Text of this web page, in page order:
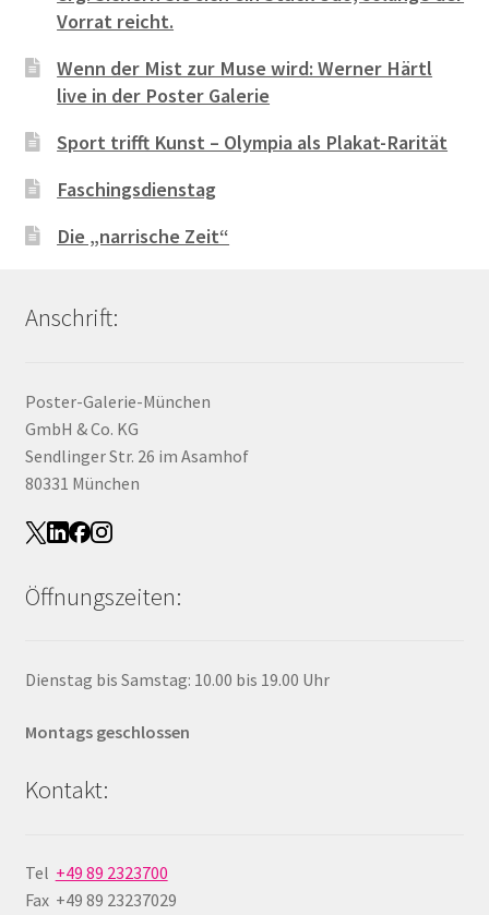
Vorrat reicht.
Wenn der Mist zur Muse wird: Werner Härtl
live in der Poster Galerie
Sport trifft Kunst – Olympia als Plakat-Rarität
Faschingsdienstag
Die „narrische Zeit“
Anschrift:
Poster-Galerie-München
GmbH & Co. KG
Sendlinger Str. 26 im Asamhof
80331 München
Öffnungszeiten:
Dienstag bis Samstag: 10.00 bis 19.00 Uhr
Montags geschlossen
Kontakt:
Tel +49 89 2323700
Fax +49 89 23237029